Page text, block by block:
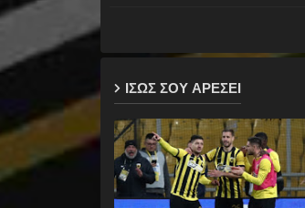
ΙΣΩΣ ΣΟΥ ΑΡΕΣΕΙ